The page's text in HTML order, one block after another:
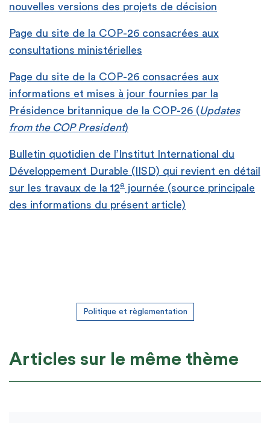
nouvelles versions des projets de décision
Page du site de la COP-26 consacrées aux
consultations ministérielles
Page du site de la COP-26 consacrées aux
informations et mises à jour fournies par la
Présidence britannique de la COP-26 (Updates
from the COP President)
Bulletin quotidien de l’Institut International du
Développement Durable (IISD) qui revient en détail
sur les travaux de la 12e journée (source principale
des informations du présent article)
Politique et règlementation
Articles sur le même thème